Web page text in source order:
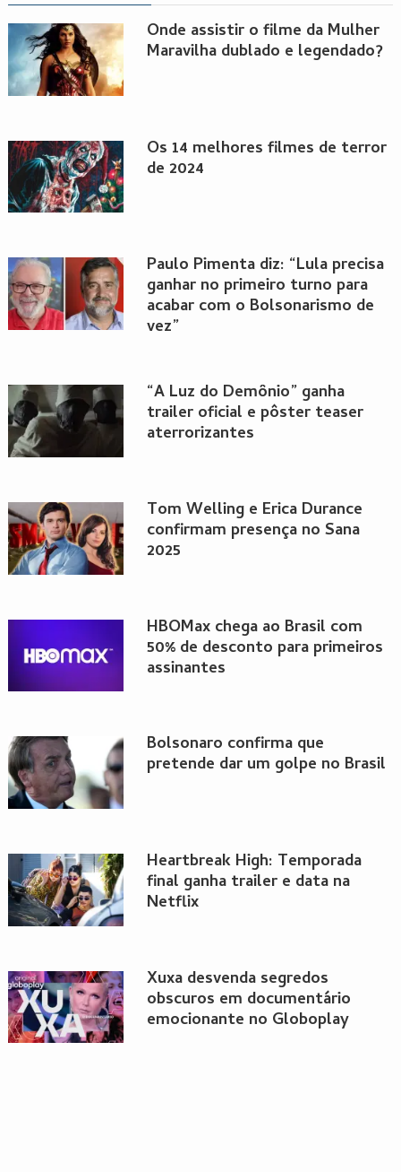
Onde assistir o filme da Mulher
Maravilha dublado e legendado?
Os 14 melhores filmes de terror
de 2024
Paulo Pimenta diz: “Lula precisa
ganhar no primeiro turno para
acabar com o Bolsonarismo de
vez”
“A Luz do Demônio” ganha
trailer oficial e pôster teaser
aterrorizantes
Tom Welling e Erica Durance
confirmam presença no Sana
2025
HBOMax chega ao Brasil com
50% de desconto para primeiros
assinantes
Bolsonaro confirma que
pretende dar um golpe no Brasil
Heartbreak High: Temporada
final ganha trailer e data na
Netflix
Xuxa desvenda segredos
obscuros em documentário
emocionante no Globoplay